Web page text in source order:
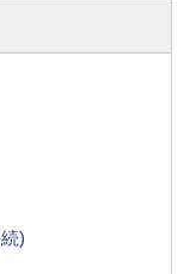
)